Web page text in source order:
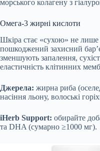
морського колагену з
Омега-3 жирні кислоти
Шкіра стає «сухою» не лише
пошкоджений захисний
зменшують запалення,
еластичність клітинних
Джерела: жирна риба
насіння льону, волоські
iHerb Support: обирайте
та DHA (сумарно ≥1000 мг).